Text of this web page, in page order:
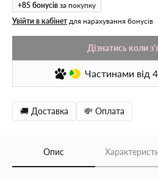
+85 бонусів за покупку
Увійти в кабінет для нарахування бонусів
Дізнатись коли
Частинами від
🚚 Доставка 💸 Оплата
Опис